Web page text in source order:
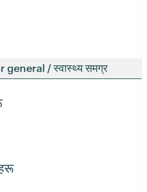
general / स्वास्थ्य समग्र